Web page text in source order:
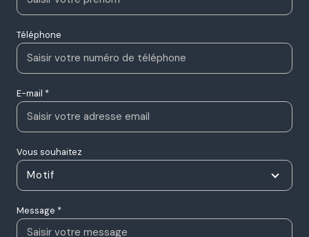
Téléphone
E-mail *
Vous souhaitez
Motif
Message *